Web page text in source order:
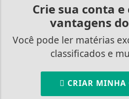
Crie sua conta
vantagens
Você pode ler matérias
classificados e
CRIAR MINHA